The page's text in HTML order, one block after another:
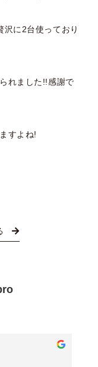
沢に2台使っており
れました!!感謝で
すよね!